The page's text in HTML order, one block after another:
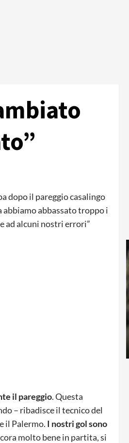
dopo il pareggio casalingo
abbiamo abbassato troppo i
ad alcuni nostri errori”
il pareggio. Questa
– ribadisce il tecnico del
il Palermo. I nostri gol sono
molto bene in partita, si